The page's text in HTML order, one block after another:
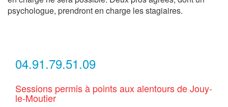
psychologue, prendront en charge les stagiaires.
04.91.79.51.09
Sessions permis à points aux alentours de Jouy-
le-Moutier